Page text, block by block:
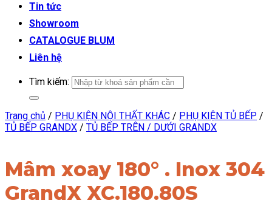
Tin tức
Showroom
CATALOGUE BLUM
Liên hệ
Tìm kiếm:
Trang chủ / PHỤ KIỆN NỘI THẤT KHÁC / PHỤ KIỆN TỦ BẾP /
TỦ BẾP GRANDX / TỦ BẾP TRÊN / DƯỚI GRANDX
Mâm xoay 180° . Inox 304
GrandX XC.180.80S